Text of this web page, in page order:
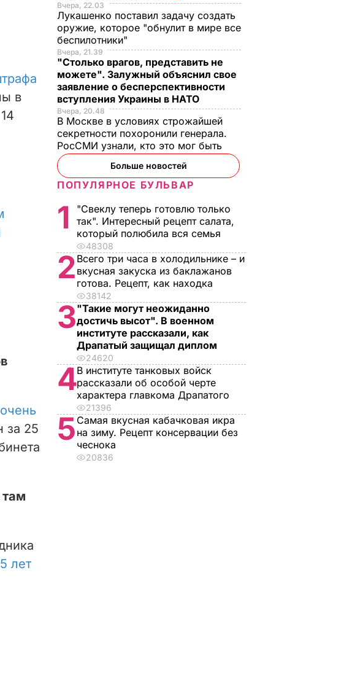
в
за 25
лет
Вчера, 22.03
Лукашенко поставил задачу создать
оружие, которое "обнулит в мире все
беспилотники"
Вчера, 21.39
"Столько врагов, представить не
можете". Залужный объяснил свое
заявление о бесперспективности
вступления Украины в НАТО
Вчера, 20.48
В Москве в условиях строжайшей
секретности похоронили генерала.
РосСМИ узнали, кто это мог быть
Больше новостей
ПОПУЛЯРНОЕ БУЛЬВАР
1
"Свеклу теперь готовлю только
так". Интересный рецепт салата,
который полюбила вся семья
48308
2 Всего три часа в холодильнике – и
вкусная закуска из баклажанов
готова. Рецепт, как находка
38142
3"Такие могут неожиданно
достичь высот". В военном
институте рассказали, как
Драпатый защищал диплом
24620
4В институте танковых войск
рассказали об особой черте
характера главкома Драпатого
21396
5 Самая вкусная кабачковая икра
на зиму. Рецепт консервации без
чеснока
20836